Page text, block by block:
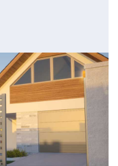
oficiales de
le
que superan las
un rendimiento
para su